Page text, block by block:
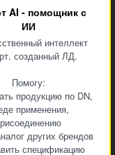
AI - помощник с
ИИ
интеллект
созданный ЛД.
Помогу:
продукцию по DN,
применения,
других брендов
спецификацию
— исключает
под
большого
и
— имеет
об авторском